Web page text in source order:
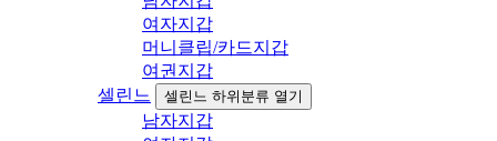
여자지갑
머니클립/카드지갑
여권지갑
셀린느
셀린느 하위분류 열기
남자지갑